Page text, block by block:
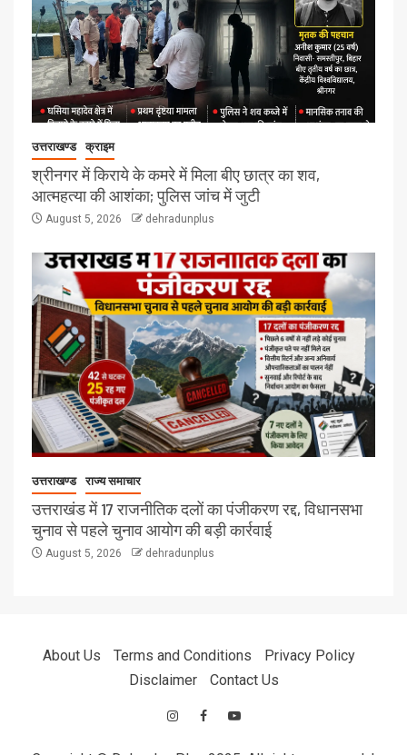
उत्तराखण्ड क्राइम
श्रीनगर में किराये के कमरे में मिला बीए छात्र का शव,
आत्महत्या की आशंका; पुलिस जांच में जुटी
August 5, 2026 dehradunplus
उत्तराखण्ड राज्य समाचार
उत्तराखंड में 17 राजनीतिक दलों का पंजीकरण रद्द, विधानसभा
चुनाव से पहले चुनाव आयोग की बड़ी कार्रवाई
August 5, 2026 dehradunplus
About Us Terms and Conditions
Privacy Policy
Disclaimer
Contact Us